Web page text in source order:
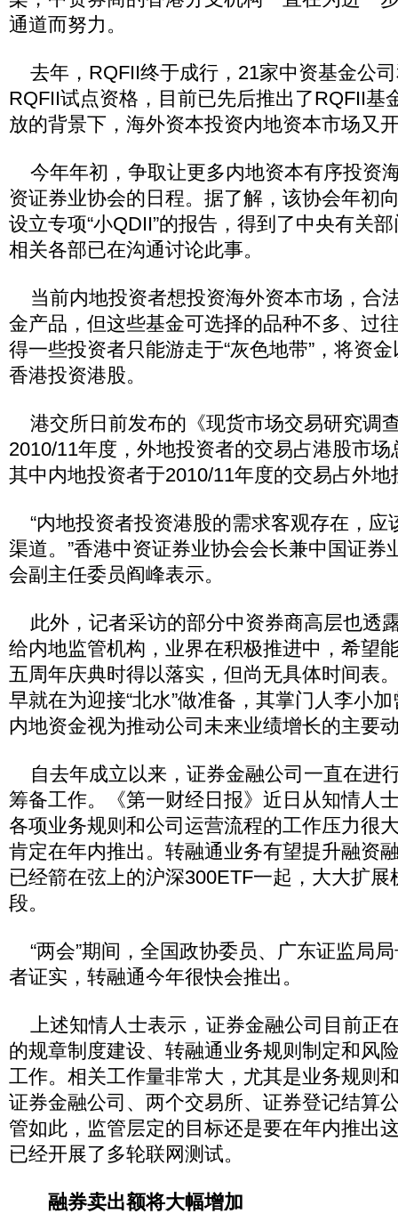
通道而努力。
去年，RQFII终于成行，21家中资基金公
RQFII试点资格，目前已先后推出了RQFII基
放的背景下，海外资本投资内地资本市场又
今年年初，争取让更多内地资本有序投资
资证券业协会的日程。据了解，该协会年初
设立专项“小QDII”的报告，得到了中央有关
相关各部已在沟通讨论此事。
当前内地投资者想投资海外资本市场，合
金产品，但这些基金可选择的品种不多、过
得一些投资者只能游走于“灰色地带”，将资
香港投资港股。
港交所日前发布的《现货市场交易研究调
2010/11年度，外地投资者的交易占港股市
其中内地投资者于2010/11年度的交易占外
“内地投资者投资港股的需求客观存在，应
渠道。”香港中资证券业协会会长兼中国证券
会副主任委员阎峰表示。
此外，记者采访的部分中资券商高层也透
给内地监管机构，业界在积极推进中，希望
五周年庆典时得以落实，但尚无具体时间表
早就在为迎接“北水”做准备，其掌门人李小
内地资金视为推动公司未来业绩增长的主要
自去年成立以来，证券金融公司一直在进
筹备工作。《第一财经日报》近日从知情人
各项业务规则和公司运营流程的工作压力很
肯定在年内推出。转融通业务有望提升融资
已经箭在弦上的沪深300ETF一起，大大扩
段。
“两会”期间，全国政协委员、广东证监局
者证实，转融通今年很快会推出。
上述知情人士表示，证券金融公司目前正
的规章制度建设、转融通业务规则制定和风
工作。相关工作量非常大，尤其是业务规则
证券金融公司、两个交易所、证券登记结算
管如此，监管层定的目标还是要在年内推出
已经开展了多轮联网测试。
融券卖出额将大幅增加